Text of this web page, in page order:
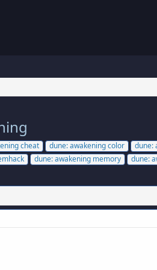
cheat dune: awakening color dune:
dune: awakening memory dune: